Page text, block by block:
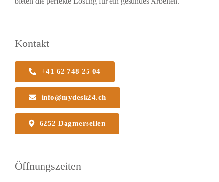
Kontakt
+41 62 748 25 04
info@mydesk24.ch
6252 Dagmersellen
Öffnungszeiten